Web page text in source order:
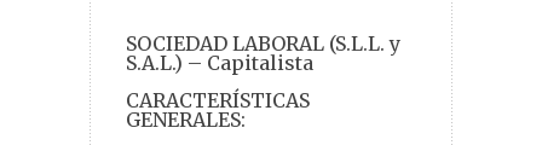
SOCIEDAD LABORAL (S.L.L. y
S.A.L.) – Capitalista
CARACTERÍSTICAS
GENERALES: